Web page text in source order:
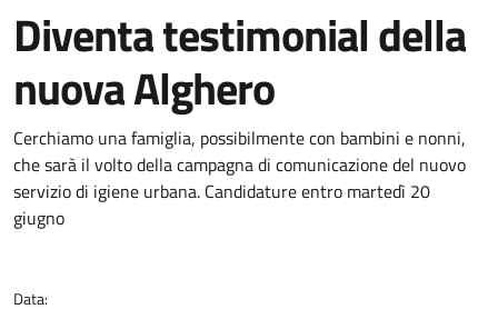
Diventa testimonial della
nuova Alghero
Dettagli della notizia
Cerchiamo una famiglia, possibilmente con bambini e nonni,
che sarà il volto della campagna di comunicazione del nuovo
servizio di igiene urbana. Candidature entro martedì 20
giugno
Data: